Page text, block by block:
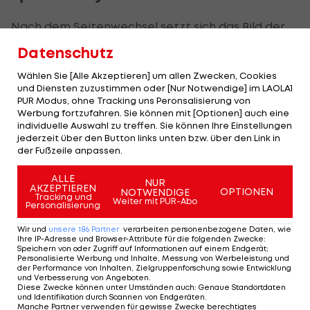
Nach dem Seitenwechsel setzt sich das Bild der
ersten Hälfte weitgehend fort. Freiburg hält den
Eckbälle, kann diese jedoch nicht in zwingende
Torchancen ummünzen.
In der Schlussphase nimmt die Dominanz der
Gastgeber noch einmal zu, doch Abschlüsse von
Jan-Niklas Beste und Philipp Treu verfehlen ihr Ziel.
Bei den Berlinern verlässt der solide aufspielende
Österreicher Trimmel kurz vor Schluss (80.) das
Feld und macht für Josip Juranovic Platz.
Als sich im Europa-Park-Stadion bereits alle auf
ein Unentschieden einstellen, schlagen die Gäste
eiskalt zu: Nach einem schnellen Angriff bedient
Datenschutz
Wählen Sie [Alle Akzeptieren] um allen Zwecken, Cookies
und Diensten zuzustimmen oder [Nur Notwendige] im LAOLA1
PUR Modus, ohne Tracking uns Peronsalisierung von
Werbung fortzufahren. Sie können mit [Optionen] auch eine
individuelle Auswahl zu treffen. Sie können Ihre Einstellungen
jederzeit über den Button links unten bzw. über den Link in
der Fußzeile anpassen.
ALLE
AKZEPTIEREN
Tracking und
Personalisierung
NUR
NOTWENDIGE
Weiter mit PUR-Abo
OPTIONEN
Wir und unsere 186 Partner verarbeiten personenbezogene Daten, wie
Ihre IP-Adresse und Browser-Attribute für die folgenden Zwecke:
Speichern von oder Zugriff auf Informationen auf einem Endgerät;
Personalisierte Werbung und Inhalte, Messung von Werbeleistung und
der Performance von Inhalten, Zielgruppenforschung sowie Entwicklung
und Verbesserung von Angeboten
Diese Zwecke können unter Umständen auch: Genaue Standortdaten
und Identifikation durch Scannen von Endgeräten
Manche Partner verwenden für gewisse Zwecke berechtigtes